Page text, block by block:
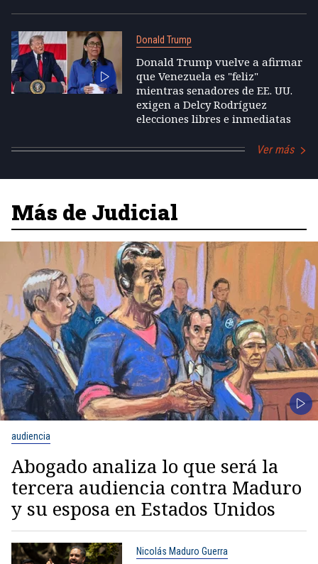
Donald Trump
Donald Trump vuelve a afirmar
que Venezuela es "feliz"
mientras senadores de EE. UU.
exigen a Delcy Rodríguez
elecciones libres e inmediatas
Ver más
Más de Judicial
audiencia
Abogado analiza lo que será la
tercera audiencia contra Maduro
y su esposa en Estados Unidos
Nicolás Maduro Guerra